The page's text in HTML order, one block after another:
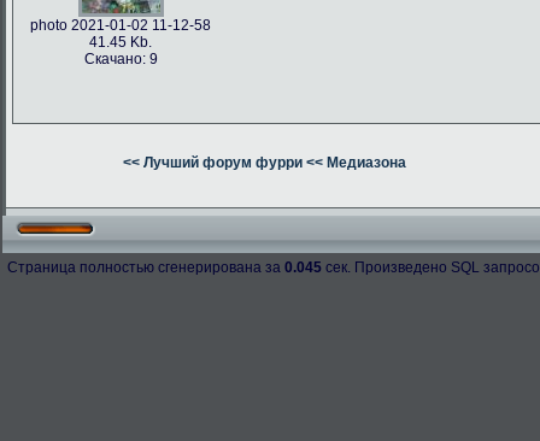
photo 2021-01-02 11-12-58
41.45 Kb.
Скачано: 9
<< Лучший форум фурри << Медиазона
Страница полностью сгенерирована за 0.045 сек. Произведено SQL